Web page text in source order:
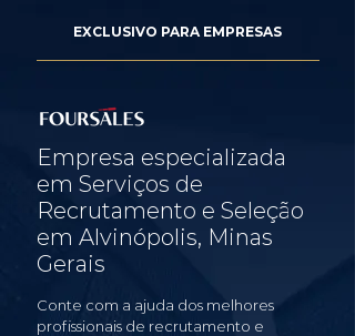
EXCLUSIVO PARA EMPRESAS
Empresa especializada
em Serviços de
Recrutamento e Seleção
em Alvinópolis, Minas
Gerais
Conte com a ajuda dos melhores
profissionais de recrutamento e